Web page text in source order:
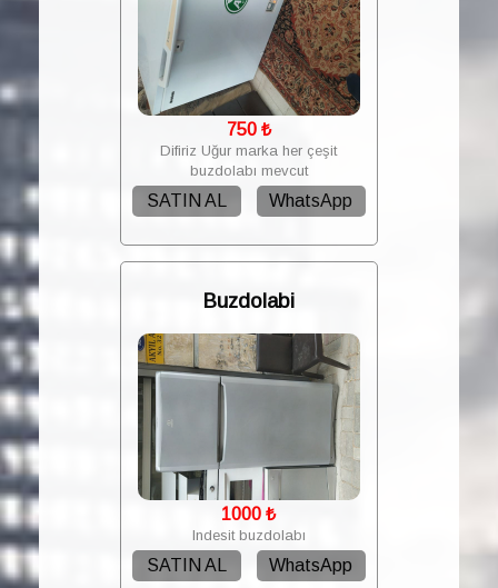
750₺
Difiriz Uğur marka her çeşit
buzdolabı mevcut
SATIN AL WhatsApp
Buzdolabi
1000 ₺
Indesit buzdolabı
SATIN AL WhatsApp